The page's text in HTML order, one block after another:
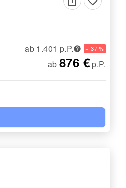
ab 1.401 p.P. − 37 %
ab 876 € p.P.